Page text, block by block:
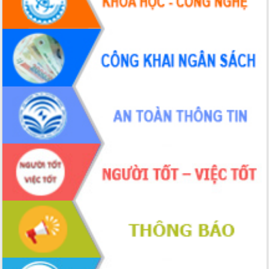
Hội thảo khoa học “Giải pháp thúc đẩy
phát triển nền kinh tế xanh tại tỉnh
Đắk Lắk”
Tăng cường giám sát, đôn đốc thực
hiện nhiệm vụ quản lý tài sản công
hàng tuần
Tháo gỡ những vướng mắc, đẩy mạnh
công tác cải cách thủ tục hành chính
tại Trung tâm Phục vụ hành chính
công tỉnh
Đắk Lắk: Tôn vinh 46 giải pháp tại Hội
thi Sáng tạo Kỹ thuật 2024 - 2025
Đắk Lắk rà soát, điều chỉnh Đề án 190
về phát triển nuôi trồng thủy sản
Phó Chủ tịch UBND tỉnh Đắk Lắk
Trương Công Thái kiểm tra thực địa
Dự án cao tốc Khánh Hòa - Buôn Ma
Thuột
Định vị cà phê Việt Nam như một “di
sản sống” trong dòng chảy toàn cầu